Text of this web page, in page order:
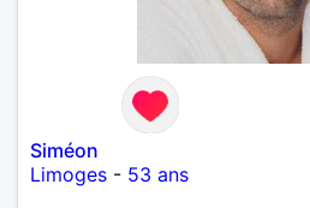
Siméon
Limoges - 53 ans